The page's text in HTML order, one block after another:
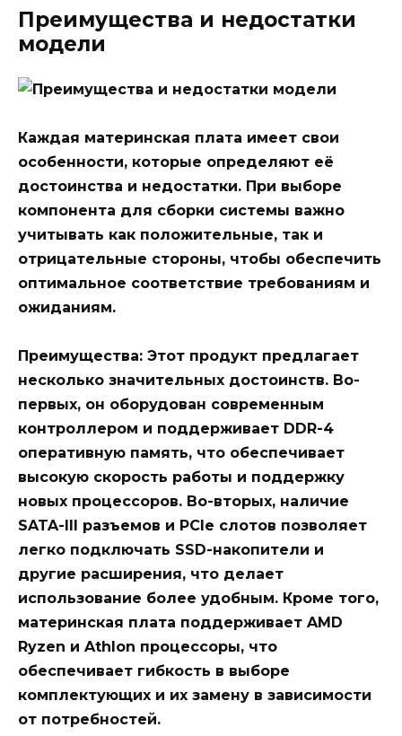
Преимущества и недостатки
модели
Каждая материнская плата имеет свои
особенности, которые определяют её
достоинства и недостатки. При выборе
компонента для сборки системы важно
учитывать как положительные, так и
отрицательные стороны, чтобы обеспечить
оптимальное соответствие требованиям и
ожиданиям.
Преимущества: Этот продукт предлагает
несколько значительных достоинств. Во-
первых, он оборудован современным
контроллером и поддерживает DDR-4
оперативную память, что обеспечивает
высокую скорость работы и поддержку
новых процессоров. Во-вторых, наличие
SATA-III
разъемов и PCIe слотов позволяет
легко подключать SSD-накопители и
другие расширения, что делает
использование более удобным. Кроме того,
материнская плата поддерживает AMD
Ryzen и Athlon процессоры, что
обеспечивает гибкость в выборе
комплектующих и их замену в зависимости
от потребностей.